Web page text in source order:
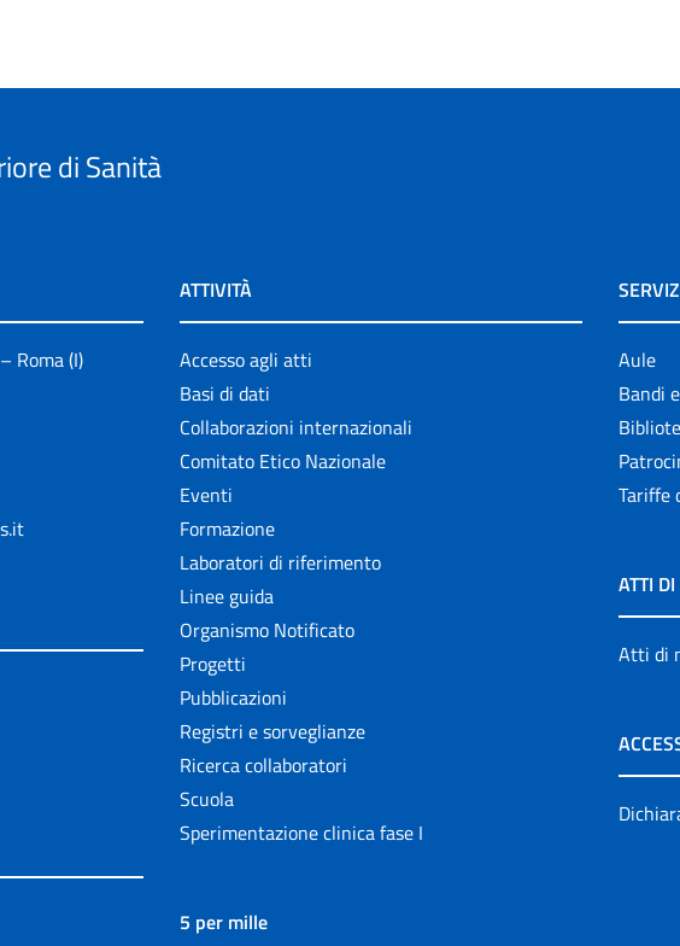
di Sanità
Roma (I)
ATTIVITÀ
Accesso agli atti
Basi di dati
Collaborazioni internazionali
Comitato Etico Nazionale
Eventi
Formazione
Laboratori di riferimento
Linee guida
Organismo Notificato
Progetti
Pubblicazioni
Registri e sorveglianze
Ricerca collaboratori
Scuola
Sperimentazione clinica fase I
5 per mille
Aule
Bandi
Tariffe
ATTI
Atti di